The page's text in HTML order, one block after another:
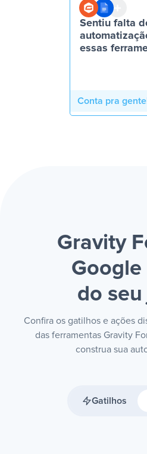
Sentiu falta
essas
Conta pra
Gravity
Google
do
Confira os gatilhos e ações
das ferramentas Gravity
construa sua
Gatilhos